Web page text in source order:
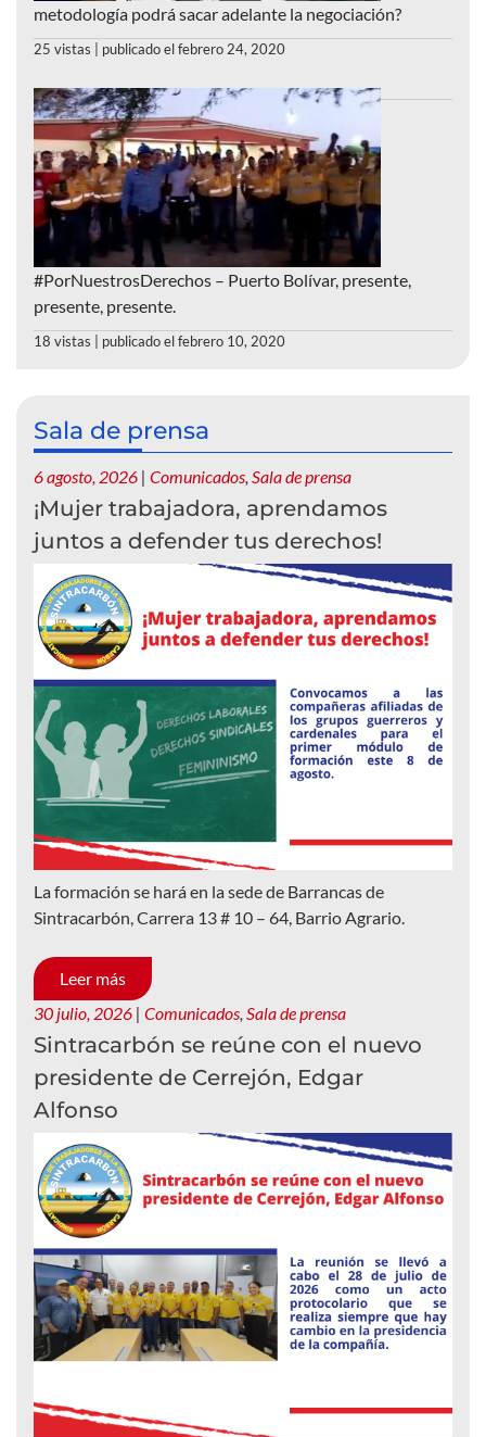
metodología podrá sacar adelante la negociación?
25 vistas publicado el febrero 24, 2020
#PorNuestrosDerechos – Puerto Bolívar, presente,
presente, presente.
18 vistas publicado el febrero 10, 2020
Sala de prensa
6 agosto, 2026 | Comunicados, Sala de prensa
¡Mujer trabajadora, aprendamos
juntos a defender tus derechos!
La formación se hará en la sede de Barrancas de
Sintracarbón, Carrera 13 # 10 – 64, Barrio Agrario.
Leer más
30 julio, 2026 | Comunicados Sala de prensa
Sintracarbón se reúne con el nuevo
presidente de Cerrejón, Edgar
Alfonso